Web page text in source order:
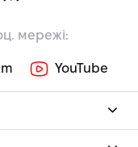
мережі:
YouTube